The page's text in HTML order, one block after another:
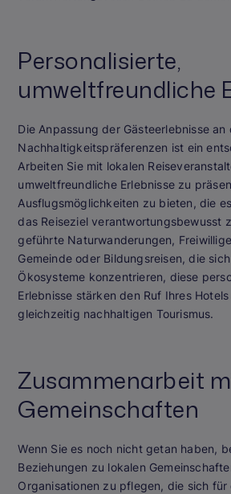
Personalisierte,
umweltfreundliche
Die Anpassung der Gästeerlebnisse an
Nachhaltigkeitspräferenzen ist ein
Arbeiten Sie mit lokalen
umweltfreundliche Erlebnisse zu
Ausflugsmöglichkeiten zu bieten, die
das Reiseziel verantwortungsbewusst
geführte Naturwanderungen,
Gemeinde oder Bildungsreisen, die
Ökosysteme konzentrieren, diese
Erlebnisse stärken den Ruf Ihres
gleichzeitig nachhaltigen Tourismus.
Zusammenarbeit
Gemeinschaften
Wenn Sie es noch nicht getan haben,
Beziehungen zu lokalen
Organisationen zu pflegen, die sich